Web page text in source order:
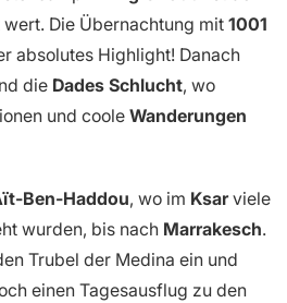
Die Übernachtung mit1001
absolutes Highlight! Danach
die Dades Schlucht, wo
und coole Wanderungen
Ben-Haddou, wo im Ksarviele
wurden, bis nach Marrakesch.
Trubel der Medina ein und
einen Tagesausflug zu den